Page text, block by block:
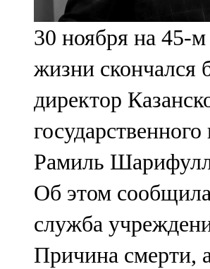
Сарман
107,8 FM
Теләче
106,1 FM
Түбән Кама
102,6 FM
Чирмешән
107,7 FM
Чистай
30 ноября на 45-м
жизни
директор
государственного
Рамиль
Об этом
служба
Причина смерти,